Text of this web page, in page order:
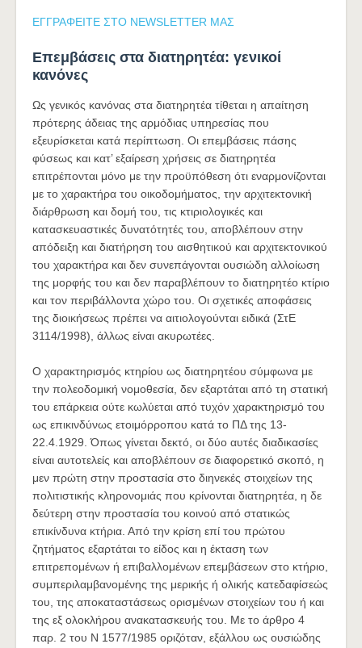
ΕΓΓΡΑΦΕΙΤΕ ΣΤΟ NEWSLETTER ΜΑΣ
Επεμβάσεις στα διατηρητέα: γενικοί
κανόνες
Ως γενικός κανόνας στα διατηρητέα τίθεται η απαίτηση
πρότερης άδειας της αρμόδιας υπηρεσίας που
εξευρίσκεται κατά περίπτωση. Οι επεμβάσεις πάσης
φύσεως και κατ’ εξαίρεση χρήσεις σε διατηρητέα
επιτρέπονται μόνο με την προϋπόθεση ότι εναρμονίζονται
με το χαρακτήρα του οικοδομήματος, την αρχιτεκτονική
διάρθρωση και δομή του, τις κτιριολογικές και
κατασκευαστικές δυνατότητές του, αποβλέπουν στην
απόδειξη και διατήρηση του αισθητικού και αρχιτεκτονικού
του χαρακτήρα και δεν συνεπάγονται ουσιώδη αλλοίωση
της μορφής του και δεν παραβλέπουν το διατηρητέο κτίριο
και τον περιβάλλοντα χώρο του. Οι σχετικές αποφάσεις
της διοικήσεως πρέπει να αιτιολογούνται ειδικά (ΣτΕ
3114/1998), άλλως είναι ακυρωτέες.
Ο χαρακτηρισμός κτηρίου ως διατηρητέου σύμφωνα με
την πολεοδομική νομοθεσία, δεν εξαρτάται από τη στατική
του επάρκεια ούτε κωλύεται από τυχόν χαρακτηρισμό του
ως επικινδύνως ετοιμόρροπου κατά το ΠΔ της 13-
22.4.1929. Όπως γίνεται δεκτό, οι δύο αυτές διαδικασίες
είναι αυτοτελείς και αποβλέπουν σε διαφορετικό σκοπό, η
μεν πρώτη στην προστασία στο διηνεκές στοιχείων της
πολιτιστικής κληρονομιάς που κρίνονται διατηρητέα, η δε
δεύτερη στην προστασία του κοινού από στατικώς
επικίνδυνα κτήρια. Από την κρίση επί του πρώτου
ζητήματος εξαρτάται το είδος και η έκταση των
επιτρεπομένων ή επιβαλλομένων επεμβάσεων στο κτήριο,
συμπεριλαμβανομένης της μερικής ή ολικής κατεδαφίσεώς
του, της αποκαταστάσεως ορισμένων στοιχείων του ή και
της εξ ολοκλήρου ανακατασκευής του. Με το άρθρο 4
παρ. 2 του Ν 1577/1985 οριζόταν, εξάλλου ως ουσιώδης